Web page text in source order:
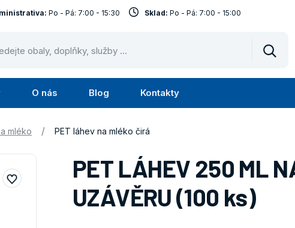
Submenu
Služby
O nás
Submenu
O
Blog Kontakty
Po - Pá: 7:00 - 15:30 Sklad: Po - Pá: 7:00 - 15:00
mléko / PET láhev na mléko čirá
PET LÁHEV 250 ML
UZÁVĚRU (100 ks)